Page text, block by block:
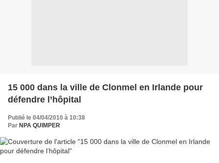
15 000 dans la ville de Clonmel en Irlande pour
défendre l’hôpital
Publié le 04/04/2010 à 10:38
Par NPA QUIMPER